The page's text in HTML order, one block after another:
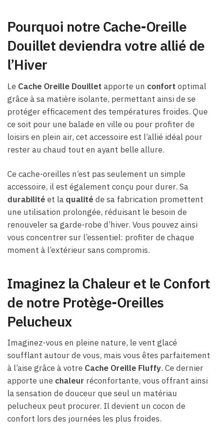
Pourquoi notre Cache-Oreille
Douillet deviendra votre allié de
l’Hiver
Le Cache Oreille Douillet apporte un confort optimal
grâce à sa matière isolante, permettant ainsi de se
protéger efficacement des températures froides. Que
ce soit pour une balade en ville ou pour profiter de
loisirs en plein air, cet accessoire est l’allié idéal pour
rester au chaud tout en ayant belle allure.
Ce cache-oreilles n’est pas seulement un simple
accessoire, il est également conçu pour durer. Sa
durabilitéet la qualitéde sa fabrication promettent
une utilisation prolongée, réduisant le besoin de
renouveler sa garde-robe d’hiver. Vous pouvez ainsi
vous concentrer sur l’essentiel: profiter de chaque
moment à l’extérieur sans compromis.
Imaginez la Chaleur et le Confort
de notre Protège-Oreilles
Pelucheux
Imaginez-vous en pleine nature, le vent glacé
soufflant autour de vous, mais vous êtes parfaitement
à l’aise grâce à votre Cache Oreille Fluffy. Ce dernier
apporte une chaleur réconfortante, vous offrant ainsi
la sensation de douceur que seul un matériau
pelucheux peut procurer. Il devient un cocon de
confort lors des journées les plus froides.